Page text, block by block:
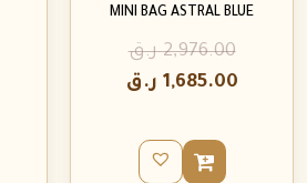
MINI BAG ASTRAL BLUE
2,976.00 ر.ق
1,685.00 ر.ق